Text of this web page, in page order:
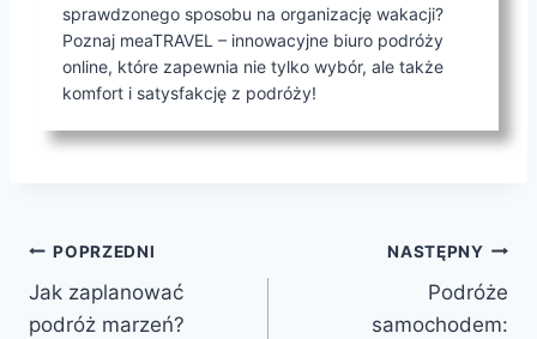
sprawdzonego sposobu na organizację wakacji?
Poznaj meaTRAVEL – innowacyjne biuro podróży
online, które zapewnia nie tylko wybór, ale także
komfort i satysfakcję z podróży!
Nawigacja
wpisu
POPRZEDNI
Jak zaplanować
podróż marzeń?
NASTĘPNY
Podróże
samochodem: